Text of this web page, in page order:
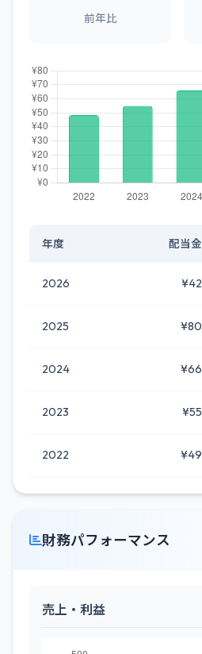
前年比
年度 配当金
2026 ¥42
2025 ¥80
2024 ¥66
2023 ¥55
2022 ¥49
財務パフォーマンス
売上・利益